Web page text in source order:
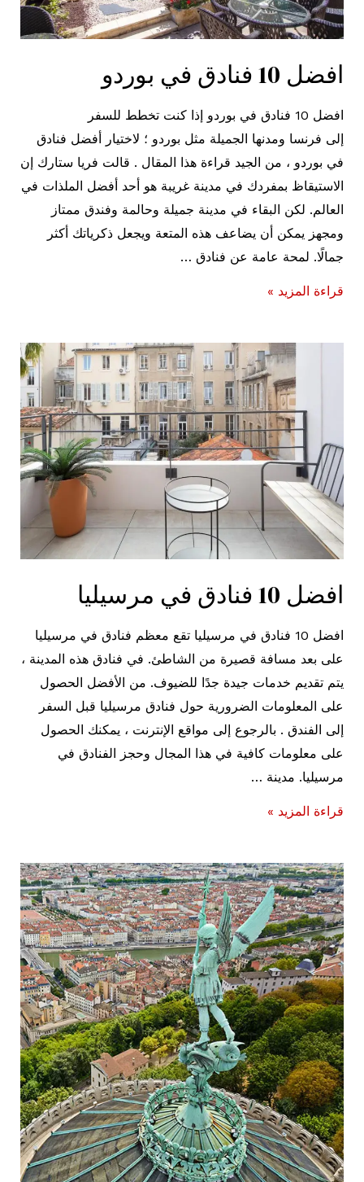
افضل 10 فنادق في بوردو
افضل 10 فنادق في بوردو إذا كنت تخطط للسفر
إلى فرنسا ومدنها الجميلة مثل بوردو ؛ لاختيار أفضل فنادق
في بوردو ، من الجيد قراءة هذا المقال . قالت فريا ستارك إن
الاستيقاظ بمفردك في مدينة غريبة هو أحد أفضل الملذات في
العالم. لكن البقاء في مدينة جميلة وحالمة وفندق ممتاز
ومجهز يمكن أن يضاعف هذه المتعة ويجعل ذكرياتك أكثر
جمالًا. لمحة عامة عن فنادق …
افضل
قراءة المزيد »
افضل 10 فنادق في مرسيليا
افضل 10 فنادق في مرسيليا تقع معظم فنادق في مرسيليا
على بعد مسافة قصيرة من الشاطئ. في فنادق هذه المدينة ،
يتم تقديم خدمات جيدة جدًا للضيوف. من الأفضل الحصول
على المعلومات الضرورية حول فنادق مرسيليا قبل السفر
إلى الفندق . بالرجوع إلى مواقع الإنترنت ، يمكنك الحصول
على معلومات كافية في هذا المجال وحجز الفنادق في
مرسيليا. مدينة …
افضل
في
مرسيليا
قراءة المزيد »